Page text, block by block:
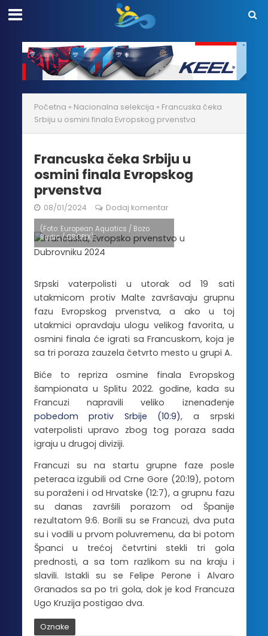
Početna » Nacionalna selekcija » Francuska čeka
Srbiju u osmini finala Evropskog prvenstva
Francuska čeka Srbiju u
osmini finala Evropskog
prvenstva
08/01/2024 Dodaj komentar
(Foto: European Aquatics / Bozo
Radic / CROPIX)
Srpski vaterpolisti u utorak od 19 sati
utakmicom protiv Malte završavaju grupnu
fazu Evropskog prvenstva, a ako u toj
utakmici opravdaju ulogu velikog favorita, u
osmini finala će igrati sa Francuskom, koja je
sa tri poraza zauzela četvrto mesto u grupi A.
Biće to repriza osmine finala Evropskog
šampionata u Splitu 2022. godine, kada su
Francuzi napravili veliko iznenađenje
pobedom protiv Srbije (10:9), a srpski
vaterpolisti upravo zbog tog poraza sada
igraju u drugoj diviziji.
Francuzi su na startu grupne faze posle
peteraca izgubili od Crne Gore (20:19), potom
su poraženi i od Hrvatske (12:7), a grupnu fazu
su danas završili porazom od Španije
rezultatom 9:6. Borili su se Francuzi, dva puta
su i vodili u prvom poluvremenu, da bi potom
Španci u trećoj četvrtini stekli tri gola
prednosti, a sa tom razlikom su na kraju i
slavili. Istakli su se Felipe Perone i Alvaro
Granados sa po tri gola, dok je kod Francuza
Ugo Kruzija postigao dva.
Oznake